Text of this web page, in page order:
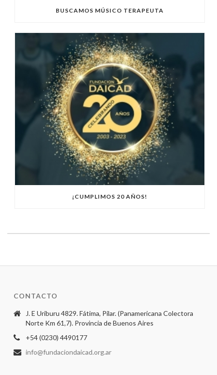
BUSCAMOS MÚSICO TERAPEUTA
¡CUMPLIMOS 20 AÑOS!
CONTACTO
J. E Uriburu 4829. Fátima, Pilar. (Panamericana Colectora
Norte Km 61,7). Provincia de Buenos Aires
+54 (0230) 4490177
info@fundaciondaicad.org.ar